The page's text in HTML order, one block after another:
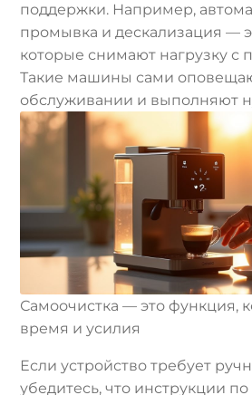
поддержки. Например,
промывка и дескализация —
которые снимают нагрузку с
Такие машины сами
обслуживании и выполняют
Самоочистка — это функция,
время и усилия
Если устройство требует
убедитесь, что инструкции